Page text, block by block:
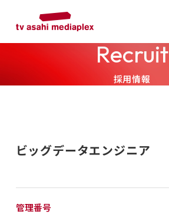
Recruit
採用情報
ビッグデータエンジニア
管理番号